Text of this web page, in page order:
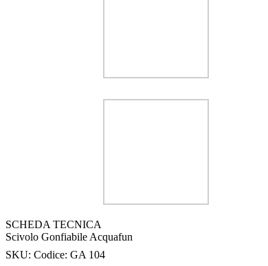
SCHEDA TECNICA
Scivolo Gonfiabile Acquafun
SKU: Codice: GA 104